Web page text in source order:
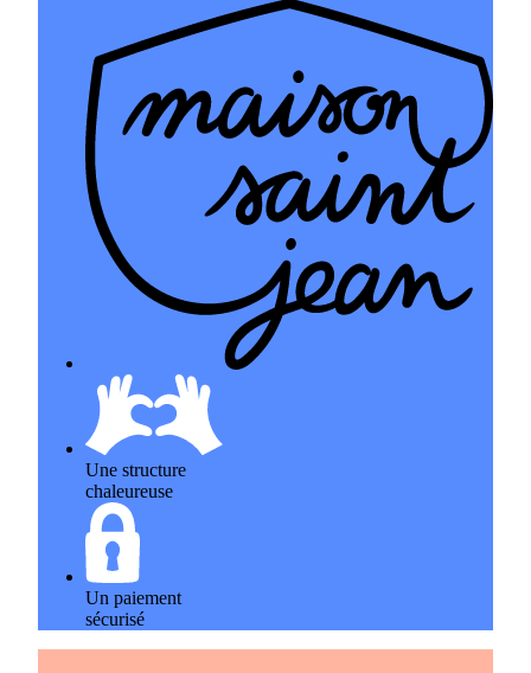
Une structure
chaleureuse
Un paiement
sécurisé